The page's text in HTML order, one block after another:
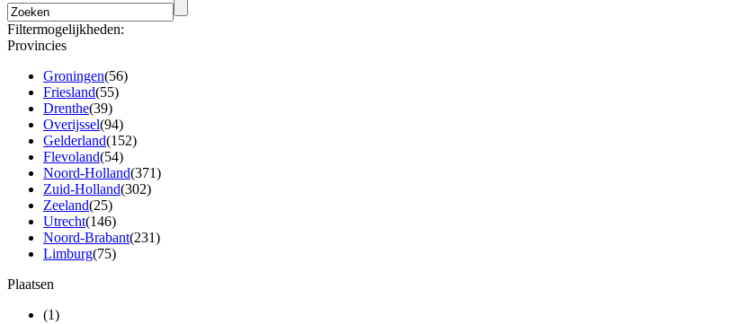
Filtermogelijkheden:
Provincies
Groningen(56)
Friesland(55)
Drenthe(39)
Overijssel(94)
Gelderland(152)
Flevoland(54)
Noord-Holland(371)
Zuid-Holland(302)
Zeeland(25)
Utrecht(146)
Noord-Brabant(231)
Limburg(75)
Plaatsen
(1)